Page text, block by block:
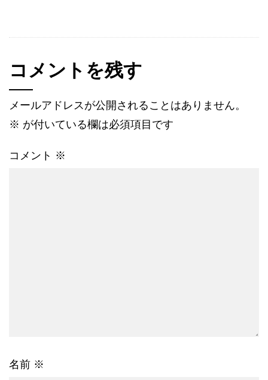
コメントを残す
メールアドレスが公開されることはありません。
※ が付いている欄は必須項目です
コメント ※
名前 ※